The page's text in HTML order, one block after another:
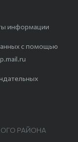
информации
с помощью
РАЙОНА